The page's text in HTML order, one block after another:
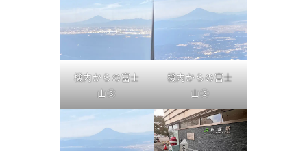
機内からの富士
山③
機内からの富士
山②